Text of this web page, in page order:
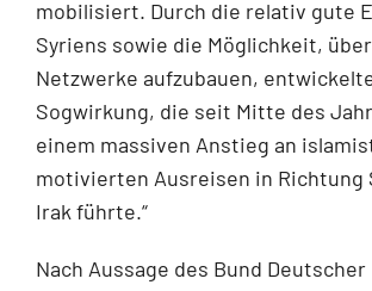
mobilisiert. Durch die relativ gute
Syriens sowie die Möglichkeit,
Netzwerke aufzubau­en,
Sogwirkung, die seit Mitte des
einem massi­ven Anstieg an
motivierten Ausreisen in Richtung
Irak führte.“
Nach Aussage des Bund Deutscher